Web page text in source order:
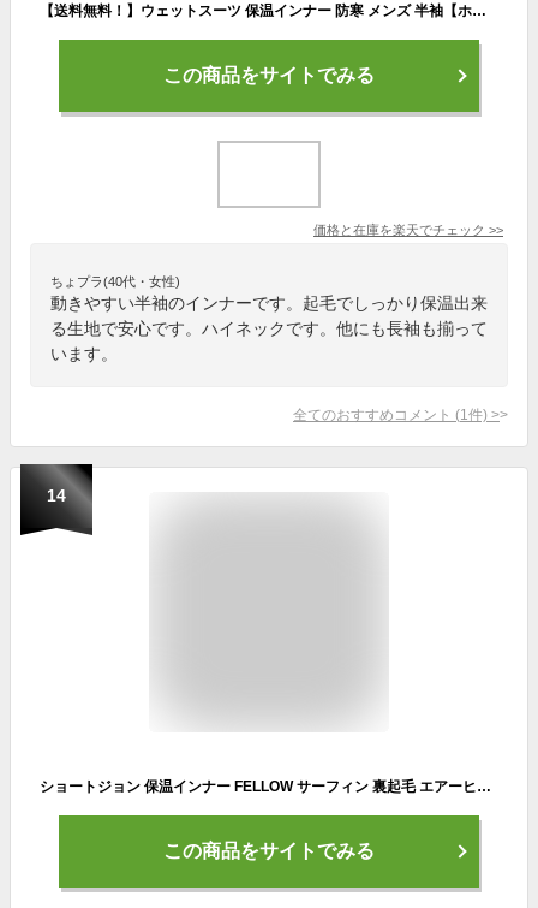
【送料無料！】ウェットスーツ 保温インナー 防寒 メンズ 半袖【ホットカプセル P2ヒートロン サーフィン ダイビング ドライスーツ セミドライ SUP 起毛 防寒インナー ウェットインナー 起毛インナー インナーウェア 冬 防寒用】
この商品をサイトでみる
価格と在庫を楽天でチェック >>
ちょプラ(40代・女性)
動きやすい半袖のインナーです。起毛でしっかり保温出来
る生地で安心です。ハイネックです。他にも長袖も揃って
います。
全てのおすすめコメント (1 件) >
14
ショートジョン 保温インナー FELLOW サーフィン 裏起毛 エアーヒート起毛インナー ウェットスーツ インナー ウエットスーツ 防寒インナー セミドライスーツ用インナー SUP ダイビング JPSA 日本規格 大きいサイズ サイズ交換OK
この商品をサイトでみる